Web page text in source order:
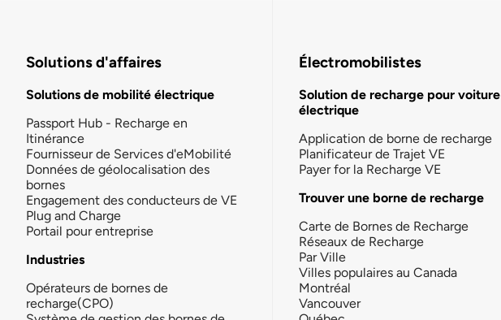
Solutions d'affaires
Solutions de mobilité électrique
Passport Hub - Recharge en
Itinérance
Fournisseur de Services d'eMobilité
Données de géolocalisation des
bornes
Engagement des conducteurs de VE
Plug and Charge
Portail pour entreprise
Industries
Opérateurs de bornes de
recharge(CPO)
Électromobilistes
Solution de recharge pour voiture
électrique
Application de borne de recharge
Planificateur de Trajet VE
Payer for la Recharge VE
Trouver une borne de recharge
Carte de Bornes de Recharge
Réseaux de Recharge
Par Ville
Villes populaires au Canada
Montréal
Vancouver